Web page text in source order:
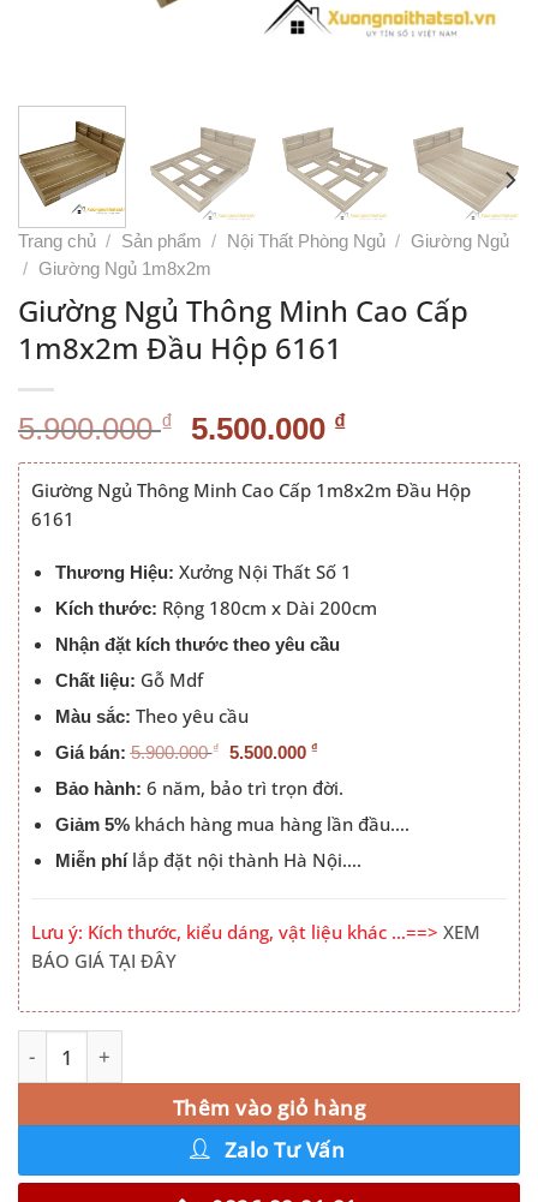
Trang chủ / Sản phẩm / Nội Thất Phòng Ngủ / Giường Ngủ
/ Giường Ngủ 1m8x2m
Giường Ngủ Thông Minh Cao Cấp
1m8x2m Đầu Hộp 6161
5.900.000₫ Giá
gốc
là:
5.500.000 ₫Giá
hiện
tại
5.500.000 ₫.
Giường Ngủ Thông Minh Cao Cấp 1m8x2m Đầu Hộp
6161
Thương Hiệu: Xưởng Nội Thất Số 1
Kích thước: Rộng 180cm x Dài 200cm
Nhận đặt kích thước theo yêu cầu
Chất liệu: Gỗ Mdf
Màu sắc: Theo yêu cầu
Giá bán:5.900.000 ₫ 5.500.000 ₫
Bảo hành: 6 năm, bảo trì trọn đời.
Giảm 5%khách hàng mua hàng lần đầu….
Miễn phílắp đặt nội thành Hà Nội….
Lưu ý: Kích thước, kiểu dáng, vật liệu khác …==> XEM
BÁO GIÁ TẠI ĐÂY
Giường Ngủ Thông Minh Cao Cấp 1m8x2m Đầu Hộp
Thêm vào giỏ hàng
Alternative:
Zalo Tư Vấn